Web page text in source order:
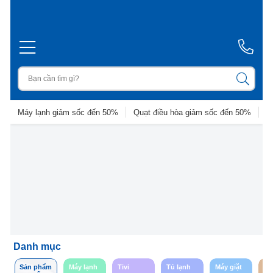
Máy lạnh giảm sốc đến 50% Quạt điều hòa giảm sốc đến 50%
Danh mục
Sản phẩm
Máy lạnh Tivi Tủ lạnh Máy giặt